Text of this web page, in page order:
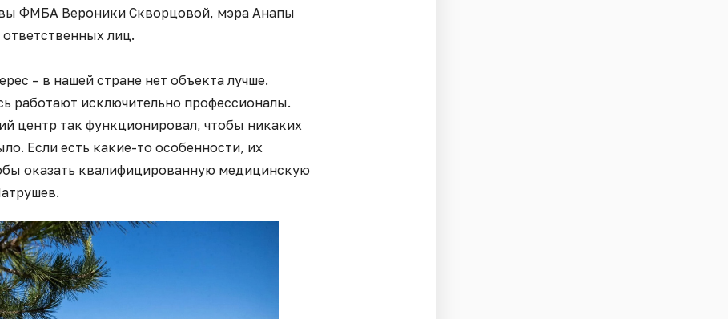
ФМБА Вероники Скворцовой, мэра Анапы
лиц.
– в нашей стране нет объекта лучше.
работают исключительно профессионалы.
центр так функционировал, чтобы никаких
Если есть какие-то особенности, их
оказать квалифицированную медицинскую